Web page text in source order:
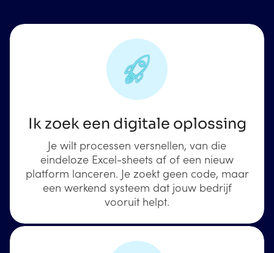
Ik zoek een digitale oplossing
Je wilt processen versnellen, van die
eindeloze Excel-sheets af of een nieuw
platform lanceren. Je zoekt geen code, maar
een werkend systeem dat jouw bedrijf
vooruit helpt.